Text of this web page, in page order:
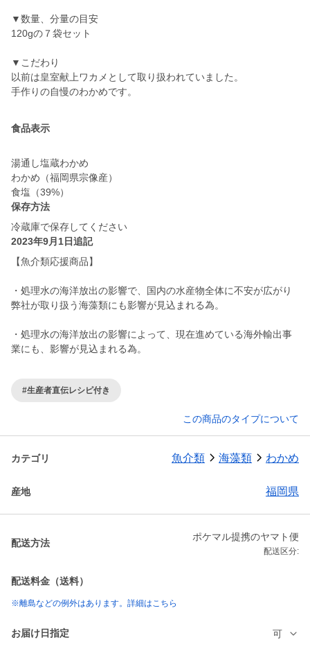
▼数量、分量の目安
120gの７袋セット
▼こだわり
以前は皇室献上ワカメとして取り扱われていました。
手作りの自慢のわかめです。
食品表示
湯通し塩蔵わかめ
わかめ（福岡県宗像産）
食塩（39%）
保存方法
冷蔵庫で保存してください
2023年9月1日追記
【魚介類応援商品】
・処理水の海洋放出の影響で、国内の水産物全体に不安が広がり
弊社が取り扱う海藻類にも影響が見込まれる為。
・処理水の海洋放出の影響によって、現在進めている海外輸出事
業にも、影響が見込まれる為。
#生産者直伝レシピ付き
この商品のタイプについて
カテゴリ 魚介類 海藻類 わかめ
産地 福岡県
配送方法
ポケマル提携のヤマト便
配送区分:
配送料金（送料）
※離島などの例外はあります。詳細はこちら
お届け日指定 可